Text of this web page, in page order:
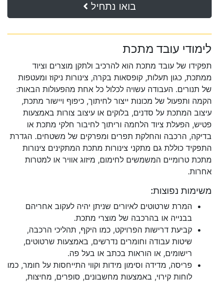
בואו נתחיל
לימודי עובד מתכת
תפקידו של עובד מתכת הוא להרכיב ולתקן מוצרים וציוד
ממתכת, כגון תעלות, קופסאות בקרה, צינורות ניקוז ומעטפות
של תנורים. העבודה עשויה לכלול כל אחת מהפעולות הבאות:
הקמה ותפעול של מכונות ייצור לחיתוך, כיפוף ויישור מתכת,
עיצוב המתכת על סדנים, בלוקים או עיצוב צורות באמצעות
פטיש, הפעלת ציוד הלחמה וריתוך לחיבור חלקי מתכת או
בדיקה, הרכבה והחלקת תפרים ומפרקים של משטחים. הגדרת
התפקיד כוללת גם מתקני צינורות מתכת המתקינים צינורות
מתכת טרומיים המשמשים לחימום, מיזוג אוויר או למטרות
אחרות.
משימות נפוצות:
המרת שרטוטים לאיורים שניתן יהיה לעקוב אחריהם
בבנייה או בהרכבה של מוצרי מתכת.
קביעת דרישות הפרויקט, כמו היקף, תהליכי הרכבה,
שיטות עבודה וחומרים נדרשים, באמצעות שרטוטים,
רישומים, או הוראות בכתב או בעל פה.
פריסה, מדידה וסימון מידות וקווי התייחסות על חומר, כמו
לוחות קירוי, באמצעות מחשבונים, סופרים, מחיצות,